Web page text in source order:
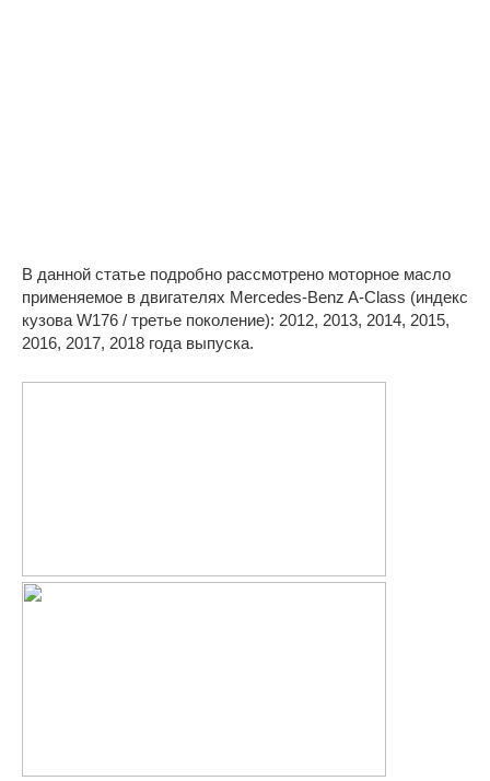
В данной статье подробно рассмотрено моторное масло
применяемое в двигателях Mercedes-Benz A-Class (индекс
кузова W176 / третье поколение): 2012, 2013, 2014, 2015,
2016, 2017, 2018 года выпуска.